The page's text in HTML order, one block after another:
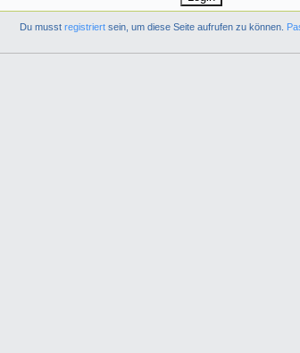
Du musstregistriert sein, um diese Seite aufrufen zu können.